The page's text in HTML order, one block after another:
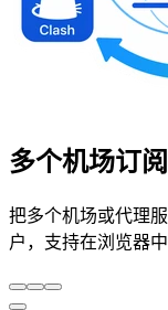
多个机场订
把多个机场或代理
户，支持在浏览器